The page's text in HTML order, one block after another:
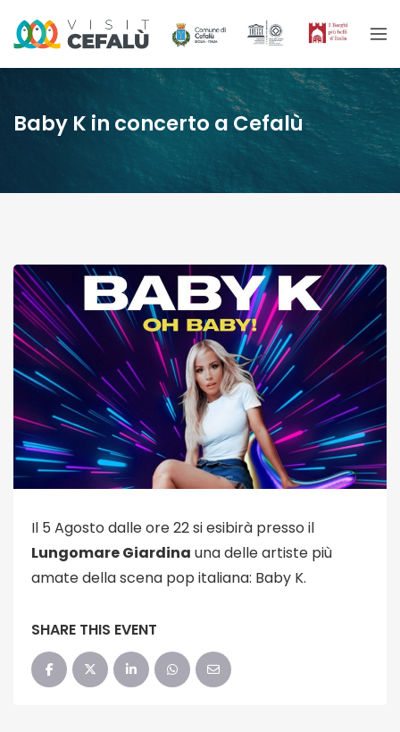
Baby K in concerto a Cefalù
Il 5 Agosto dalle ore 22 si esibirà presso il
Lungomare Giardina una delle artiste più
amate della scena pop italiana: Baby K.
SHARE THIS EVENT